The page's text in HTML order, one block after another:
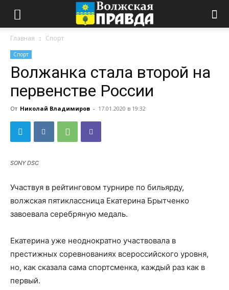
Главная Спорт
Спорт
Волжанка стала второй на
первенстве России
От Николай Владимиров - 17.01.2020 в 19:32
SONY DSC
Участвуя в рейтинговом турнире по бильярду,
волжская пятиклассница Екатерина Брытченко
завоевала серебряную медаль.
Екатерина уже неоднократно участвовала в
престижных соревнованиях всероссийского уровня,
но, как сказала сама спортсменка, каждый раз как в
первый.